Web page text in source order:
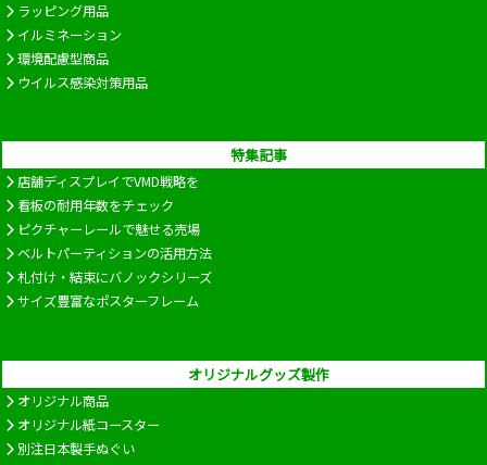
ラッピング用品
イルミネーション
環境配慮型商品
ウイルス感染対策用品
特集記事
店舗ディスプレイでVMD戦略を
看板の耐用年数をチェック
ピクチャーレールで魅せる売場
ベルトパーティションの活用方法
札付け・結束にバノックシリーズ
サイズ豊富なポスターフレーム
オリジナルグッズ製作
オリジナル商品
オリジナル紙コースター
別注日本製手ぬぐい